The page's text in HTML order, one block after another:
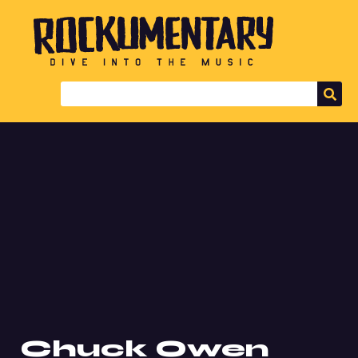
Chuck Owen